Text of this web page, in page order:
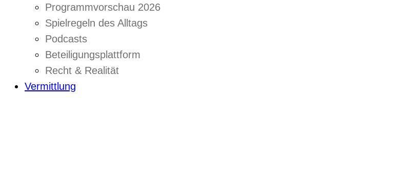
Programmvorschau 2026
Spielregeln des Alltags
Podcasts
Beteiligungsplattform
Recht & Realität
Vermittlung